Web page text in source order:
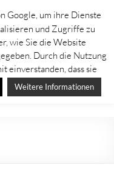
rechts und links der
Google, um ihre Dienste
und Zugriffe zu
wie Sie die Website
Durch die Nutzung
einverstanden, dass sie
Weitere Informationen